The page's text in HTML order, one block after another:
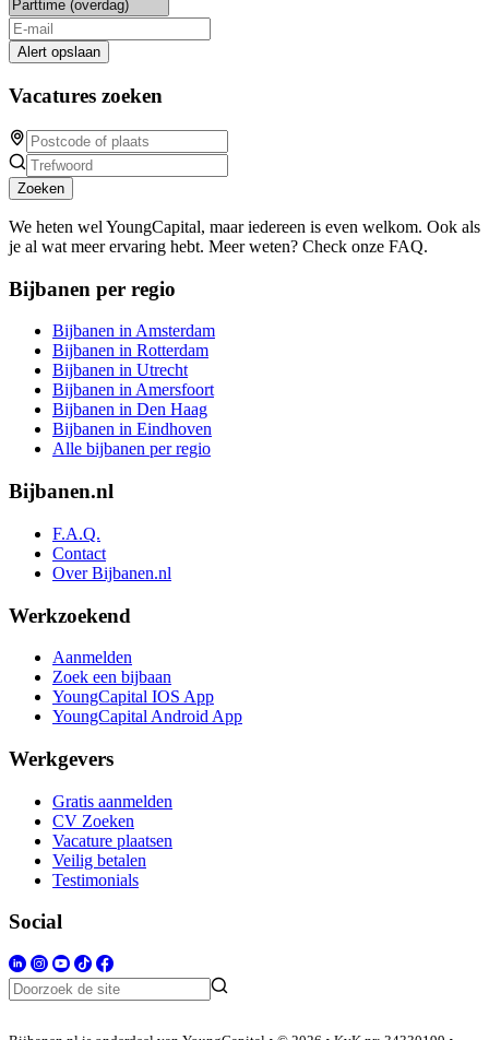
Alert opslaan
Vacatures zoeken
Zoeken
We heten wel YoungCapital, maar iedereen is even welkom. Ook als
je al wat meer ervaring hebt. Meer weten? Check onze FAQ.
Bijbanen per regio
Bijbanen in Amsterdam
Bijbanen in Rotterdam
Bijbanen in Utrecht
Bijbanen in Amersfoort
Bijbanen in Den Haag
Bijbanen in Eindhoven
Alle bijbanen per regio
Bijbanen.nl
F.A.Q.
Contact
Over Bijbanen.nl
Werkzoekend
Aanmelden
Zoek een bijbaan
YoungCapital IOS App
YoungCapital Android App
Werkgevers
Gratis aanmelden
CV Zoeken
Vacature plaatsen
Veilig betalen
Testimonials
Social